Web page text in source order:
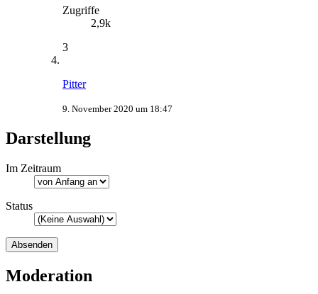
Zugriffe
2,9k
3
Pitter
9. November 2020 um 18:47
Darstellung
Im Zeitraum
Status
Moderation